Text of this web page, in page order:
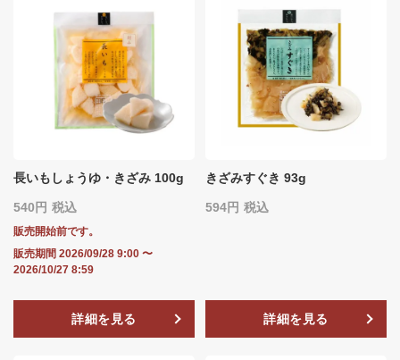
長いもしょうゆ・きざみ 100g
540 税込
販売開始前です。
販売期間 2026/09/28 9:00 〜
2026/10/27 8:59
詳細を見る
きざみすぐき 93g
594 税込
詳細を見る